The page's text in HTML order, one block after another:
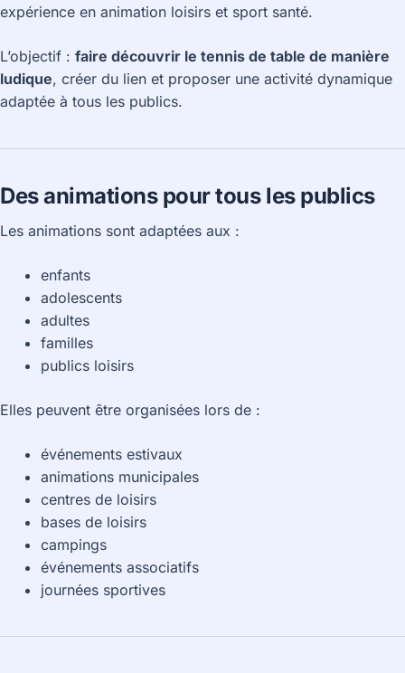
expérience en animation loisirs et sport santé.
L’objectif : faire découvrir le tennis de table de manière
ludique, créer du lien et proposer une activité dynamique
adaptée à tous les publics.
Des animations pour tous les publics
Les animations sont adaptées aux :
enfants
adolescents
adultes
familles
publics loisirs
Elles peuvent être organisées lors de :
événements estivaux
animations municipales
centres de loisirs
bases de loisirs
campings
événements associatifs
journées sportives